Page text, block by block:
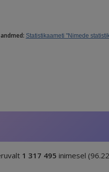
Statistikaameti "Nimede
1 317 495 inimesel